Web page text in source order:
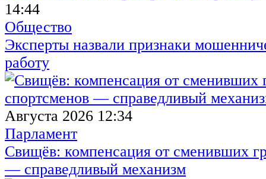
14:44
Общество
Эксперты назвали признаки
работу
Августа 2026 12:34
Парламент
Свищёв: компенсация от сменивших
— справедливый механизм